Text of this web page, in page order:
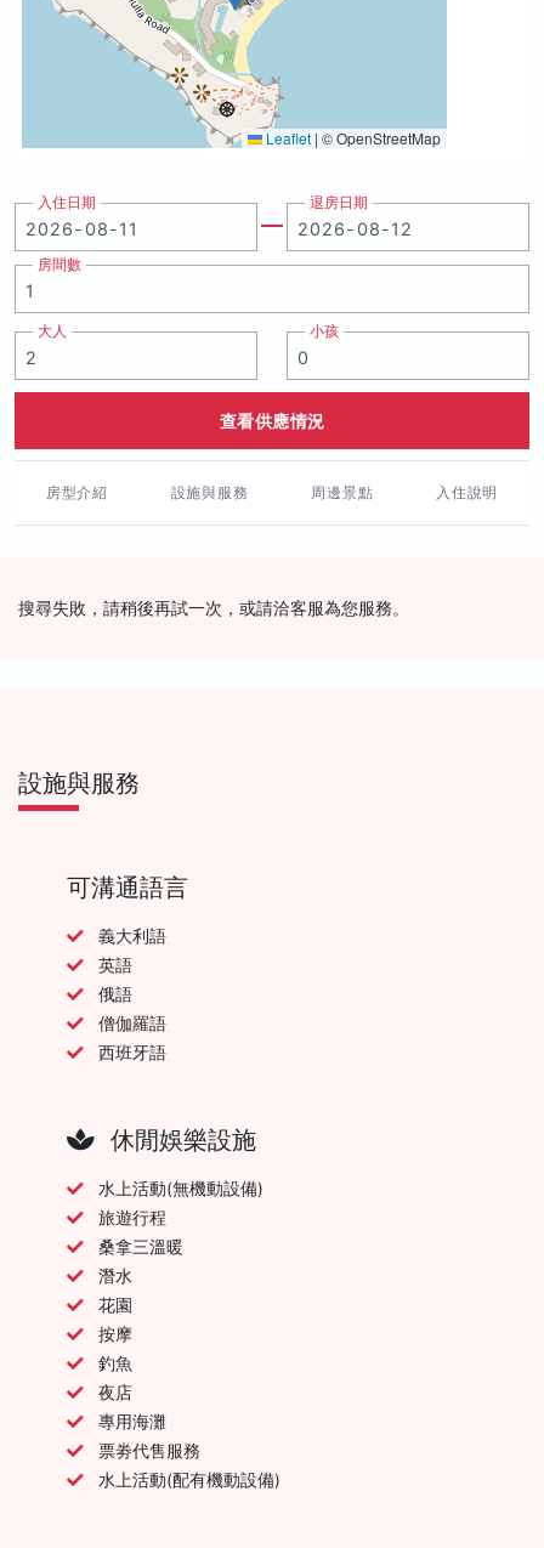
Leaflet | © OpenStreetMap
入住日期 退房日期
房間數
大人 小孩
查看供應情況
房型介紹 設施與服務 周邊景點 入住說明
搜尋失敗，請稍後再試一次，或請洽客服為您服務。
設施與服務
可溝通語言
義大利語
英語
俄語
僧伽羅語
西班牙語
休閒娛樂設施
水上活動(無機動設備)
旅遊行程
桑拿三溫暖
潛水
花園
按摩
釣魚
夜店
專用海灘
票劵代售服務
水上活動(配有機動設備)